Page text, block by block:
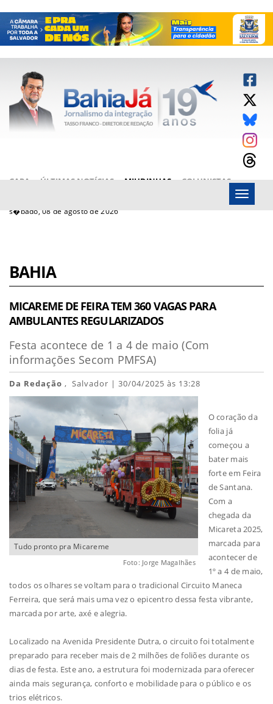
CAPA ÚLTIMAS NOTÍCIAS MIUDINHAS
COLUNISTAS
s�bado, 08 de agosto de 2026
Menu
BAHIA
MICAREME DE FEIRA TEM 360 VAGAS PARA
AMBULANTES REGULARIZADOS
Festa acontece de 1 a 4 de maio (Com
informações Secom PMFSA)
Da Redação , Salvador | 30/04/2025 às 13:28
Tudo pronto pra Micareme
Foto: Jorge Magalhães
O coração da
folia já
começou a
bater mais
forte em Feira
de Santana.
Com a
chegada da
Micareta 2025,
marcada para
acontecer de
1º a 4 de maio,
todos os olhares se voltam para o tradicional Circuito Maneca
Ferreira, que será mais uma vez o epicentro dessa festa vibrante,
marcada por arte, axé e alegria.
Localizado na Avenida Presidente Dutra, o circuito foi totalmente
preparado para receber mais de 2 milhões de foliões durante os
dias de festa. Este ano, a estrutura foi modernizada para oferecer
ainda mais segurança, conforto e mobilidade para o público e os
trios elétricos.